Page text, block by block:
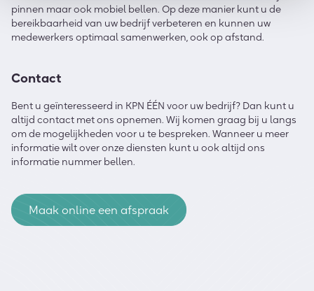
pinnen maar ook mobiel bellen. Op deze manier kunt u de
bereikbaarheid van uw bedrijf verbeteren en kunnen uw
medewerkers optimaal samenwerken, ook op afstand.
Contact
Bent u geïnteresseerd in KPN ÉÉN voor uw bedrijf? Dan kunt u
altijd contact met ons opnemen. Wij komen graag bij u langs
om de mogelijkheden voor u te bespreken. Wanneer u meer
informatie wilt over onze diensten kunt u ook altijd ons
informatie nummer bellen.
Maak online een afspraak